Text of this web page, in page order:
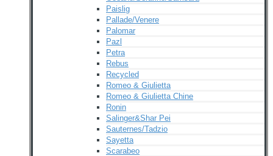
Paislig
Pallade/Venere
Palomar
Pazl
Petra
Rebus
Recycled
Romeo & Giulietta
Romeo & Giulietta Chine
Ronin
Salinger&Shar Pei
Sauternes/Tadzio
Sayetta
Scarabeo